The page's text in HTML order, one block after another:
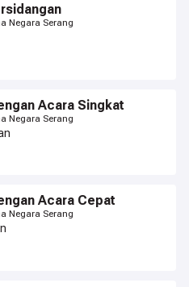
Negara Serang
Acara Singkat
Negara Serang
Acara Cepat
Negara Serang